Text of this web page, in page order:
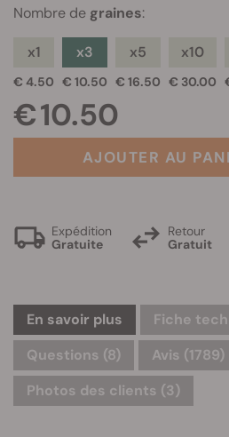
Nombre de graines:
x1
€ 4.50
x3
€ 10.50
x5
€ 16.50
x10
€ 30.00
€ 10.50
AJOUTER AU
Expédition
Gratuite
Retour
Gratuit
En savoir plus
Fiche
Questions (8)
Avis (1789)
Photos des clients (3)